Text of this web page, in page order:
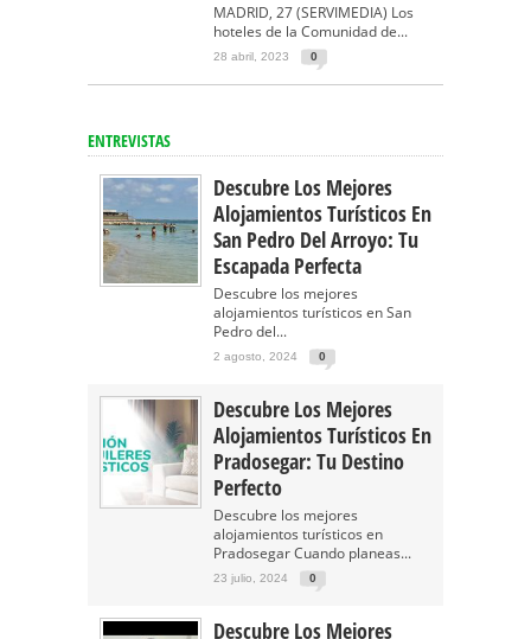
MADRID, 27 (SERVIMEDIA) Los
hoteles de la Comunidad de...
28 abril, 2023 0
ENTREVISTAS
Descubre Los Mejores
Alojamientos Turísticos En
San Pedro Del Arroyo: Tu
Escapada Perfecta
Descubre los mejores
alojamientos turísticos en San
Pedro del...
2 agosto, 2024 0
Descubre Los Mejores
Alojamientos Turísticos En
Pradosegar: Tu Destino
Perfecto
Descubre los mejores
alojamientos turísticos en
Pradosegar Cuando planeas...
23 julio, 2024 0
Descubre Los Mejores